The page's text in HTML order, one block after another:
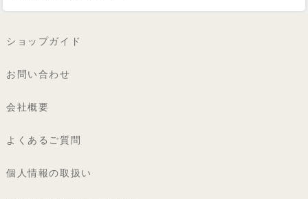
ショップガイド
お問い合わせ
会社概要
よくあるご質問
個人情報の取扱い